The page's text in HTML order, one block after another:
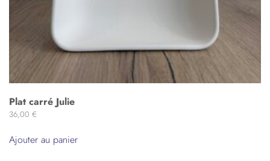
Plat carré Julie
36,00 €
Ajouter au panier